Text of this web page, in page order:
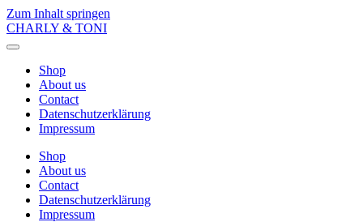
Zum Inhalt springen
CHARLY & TONI
Menü
umschalten
Shop
About us
Contact
Datenschutzerklärung
Impressum
Shop
About us
Contact
Datenschutzerklärung
Impressum